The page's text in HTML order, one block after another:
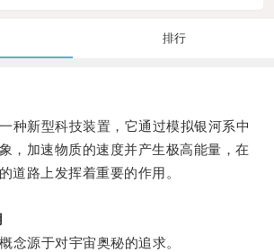
排行
新型科技装置，它通过模拟银河系中
，加速物质的速度并产生极高能量，在
道路上发挥着重要的作用。
源于对宇宙奥秘的追求。